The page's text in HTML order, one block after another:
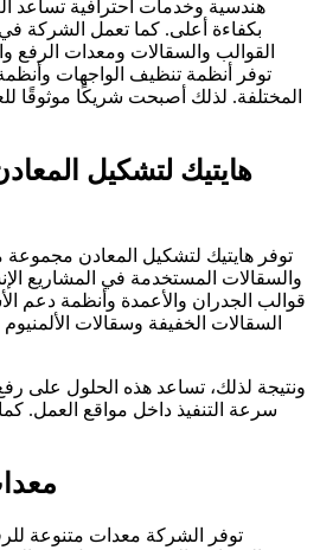
هندسية وخدمات احترافية تساعد
بكفاءة أعلى. كما تعمل الشركة
القوالب والسقالات ومعدات الرفع
توفر أنظمة تنظيف الواجهات وأنظمة
المختلفة. لذلك أصبحت شريكًا موثوقًا
هايتيك لتشكيل
توفر هايتيك لتشكيل المعادن مجموعة
والسقالات المستخدمة في المشاريع
قوالب الجدران والأعمدة وأنظمة دعم
السقالات الخفيفة وسقالات
ونتيجة لذلك، تساعد هذه الحلول على
سرعة التنفيذ داخل مواقع العمل.
توفر الشركة معدات متنوعة